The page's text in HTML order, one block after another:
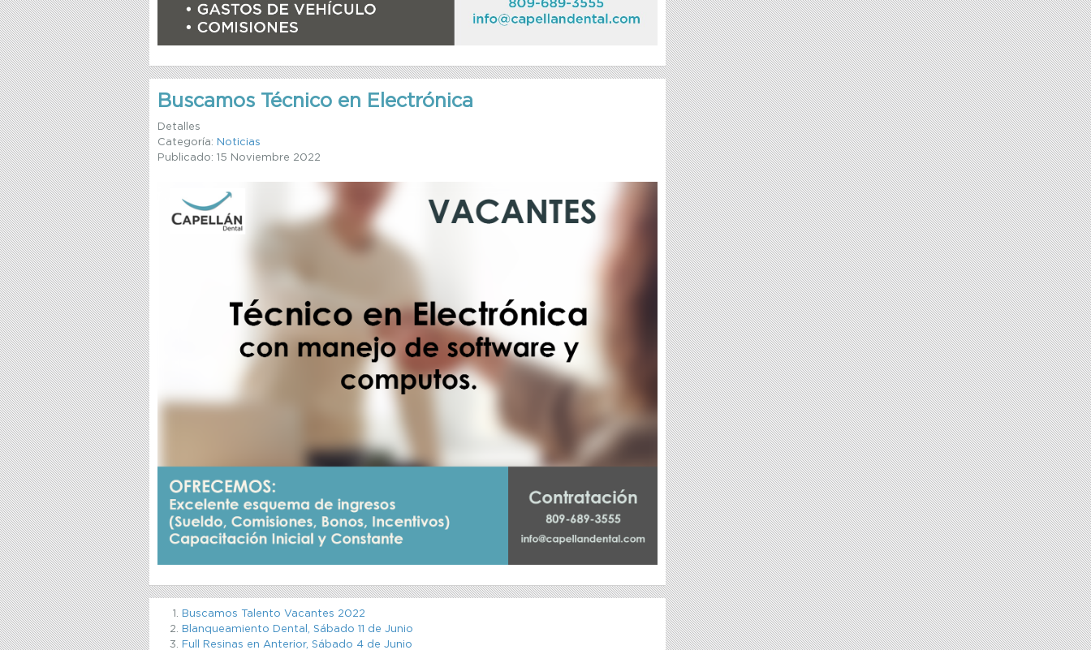
Buscamos Técnico en Electrónica
Detalles
Categoría: Noticias
Publicado: 15 Noviembre 2022
Buscamos Talento Vacantes 2022
Blanqueamiento Dental, Sábado 11 de Junio
Full Resinas en Anterior, Sábado 4 de Junio